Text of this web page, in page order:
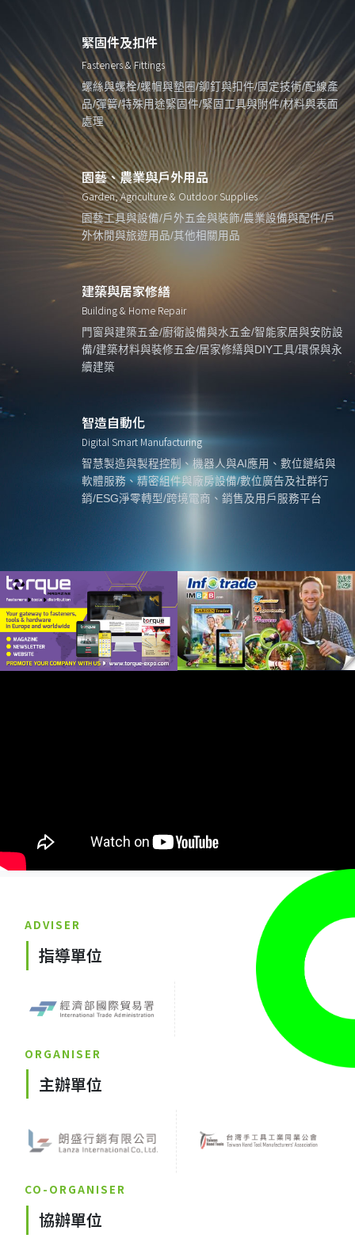
緊固件及扣件
Fasteners & Fittings
螺絲與螺栓/螺帽與墊圈/鉚釘與扣件/固定技術/配線產
品/彈簧/特殊用途緊固件/緊固工具與附件/材料與表面
處理
園藝、農業與戶外用品
Garden, Agriculture & Outdoor Supplies
園藝工具與設備/戶外五金與裝飾/農業設備與配件/戶
外休閒與旅遊用品/其他相關用品
建築與居家修繕
Building & Home Repair
門窗與建築五金/廚衛設備與水五金/智能家居與安防設
備/建築材料與裝修五金/居家修繕與DIY工具/環保與永
續建築
智造自動化
Digital Smart Manufacturing
智慧製造與製程控制、機器人與AI應用、數位鏈結與
軟體服務、精密組件與廠房設備/數位廣告及社群行
銷/ESG淨零轉型/跨境電商、銷售及用戶服務平台
ADVISER
指導單位
ORGANISER
主辦單位
CO-ORGANISER
協辦單位